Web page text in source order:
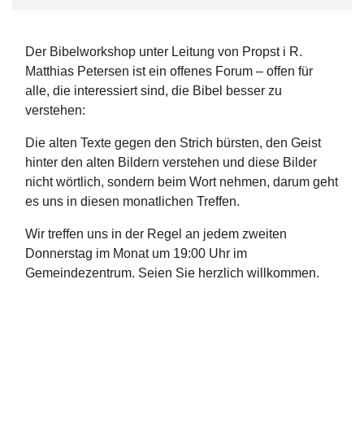
Der Bibelworkshop unter Leitung von Propst i R.
Matthias Petersen ist ein offenes Forum – offen für
alle, die interessiert sind, die Bibel besser zu
verstehen:
Die alten Texte gegen den Strich bürsten, den Geist
hinter den alten Bildern verstehen und diese Bilder
nicht wörtlich, sondern beim Wort nehmen, darum geht
es uns in diesen monatlichen Treffen.
Wir treffen uns in der Regel an jedem zweiten
Donnerstag im Monat um 19:00 Uhr im
Gemeindezentrum. Seien Sie herzlich willkommen.